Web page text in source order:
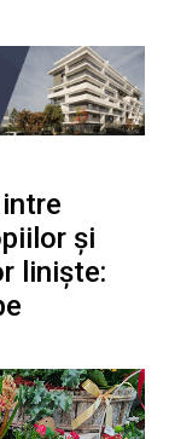
și
liniște: